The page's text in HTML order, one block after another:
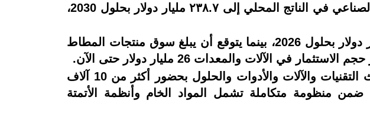
ألف مصنع بحلول عام 2035. كما تهدف الخطة إلى رفع مساهمة القطاع الصناعي في الناتج المحلي إلى ٢٣٨.٧ مليار دولار بحلول 2030،
وتشير التوقعات إلى أن حجم سوق الألمنيوم المحلي سيصل إلى ٢.٤ مليار دولار بحلول 2026، بينما يتوقع أن يبلغ سوق منتجات المطاط
وسيشارك في الحدث أكثر من 250 عارض محلي ودولي لاستعراض أحدث التقنيات والآلات والأدوات والحلول بحضور أكثر من 10 آلاف
منظومة متكاملة تشمل المواد الخام وأنظمة الأتمتة